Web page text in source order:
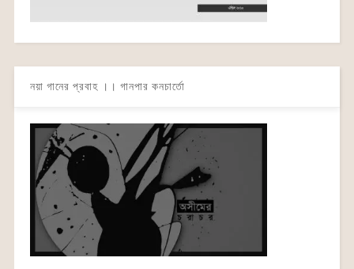
নয়া গানের প্রবাহ ।। গানপার কনচার্তো